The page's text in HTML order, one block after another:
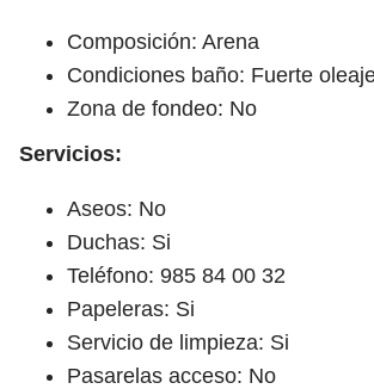
Composición: Arena
Condiciones baño: Fuerte
Zona de fondeo: No
Servicios:
Aseos: No
Duchas: Si
Teléfono: 985 84 00 32
Papeleras: Si
Servicio de limpieza: Si
Pasarelas acceso: No